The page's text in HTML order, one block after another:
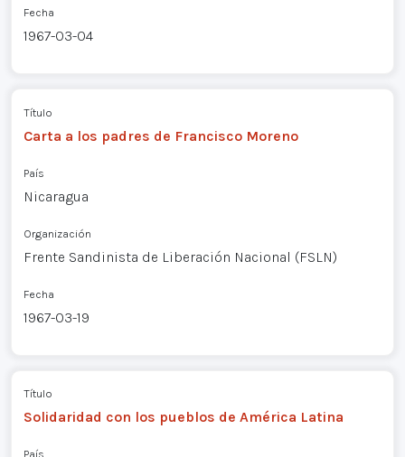
Fecha
1967-03-04
Título
Carta a los padres de Francisco Moreno
País
Nicaragua
Organización
Frente Sandinista de Liberación Nacional (FSLN)
Fecha
1967-03-19
Título
Solidaridad con los pueblos de América Latina
País